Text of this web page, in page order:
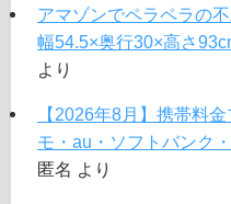
アマゾンでペラペラの
幅54.5×奥行30×高さ
より
【2026年8月】携帯料
モ・au・ソフトバンク
匿名 より